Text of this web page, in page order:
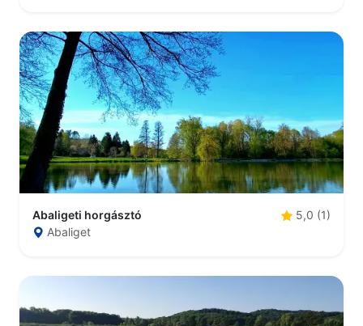
Abaligeti horgásztó
5,0 (1)
Abaliget